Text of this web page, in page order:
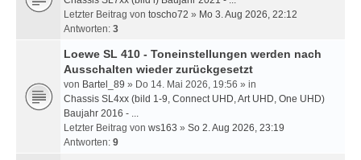
Letzter Beitrag von toscho72 » Mo 3. Aug 2026, 22:12
Antworten: 3
Loewe SL 410 - Toneinstellungen werden nach
Ausschalten wieder zurückgesetzt
von Bartel_89 » Do 14. Mai 2026, 19:56 » in
Chassis SL4xx (bild 1-9, Connect UHD, Art UHD, One UHD)
Baujahr 2016 - ...
Letzter Beitrag von ws163 » So 2. Aug 2026, 23:19
Antworten: 9